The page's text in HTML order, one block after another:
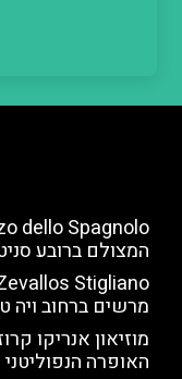
המצולם ברובע
מרשים ברחוב ויה
מוזיאון אנריקו
האופרה